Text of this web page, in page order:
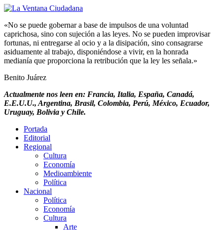
«No se puede gobernar a base de impulsos de una voluntad
caprichosa, sino con sujeción a las leyes. No se pueden improvisar
fortunas, ni entregarse al ocio y a la disipación, sino consagrarse
asiduamente al trabajo, disponiéndose a vivir, en la honrada
medianía que proporciona la retribución que la ley les señala.»
Benito Juárez
Actualmente nos leen en: Francia, Italia, España, Canadá,
E.E.U.U., Argentina, Brasil, Colombia, Perú, México, Ecuador,
Uruguay, Bolivia y Chile.
Portada
Editorial
Regional
Cultura
Economía
Medioambiente
Política
Nacional
Política
Economía
Cultura
Arte